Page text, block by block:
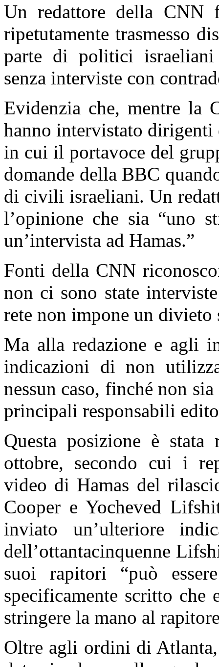
Un redattore della CNN
ripetutamente trasmesso
parte di politici israeliani
senza interviste con
Evidenzia che, mentre la
hanno intervistato dirigenti
in cui il portavoce del
domande della BBC
di civili israeliani. Un
l’opinione che sia “uno
un’intervista ad Hamas.”
Fonti della CNN
non ci sono state
rete non impone un divieto
Ma alla redazione e agli
indicazioni di non
nessun caso, finché non
principali responsabili
Questa posizione è
ottobre, secondo cui i
video di Hamas del
Cooper e Yocheved
inviato un’ulteriore
dell’ottantacinquenne
suoi rapitori “può
specificamente scritto che
stringere la mano al
Oltre agli ordini di